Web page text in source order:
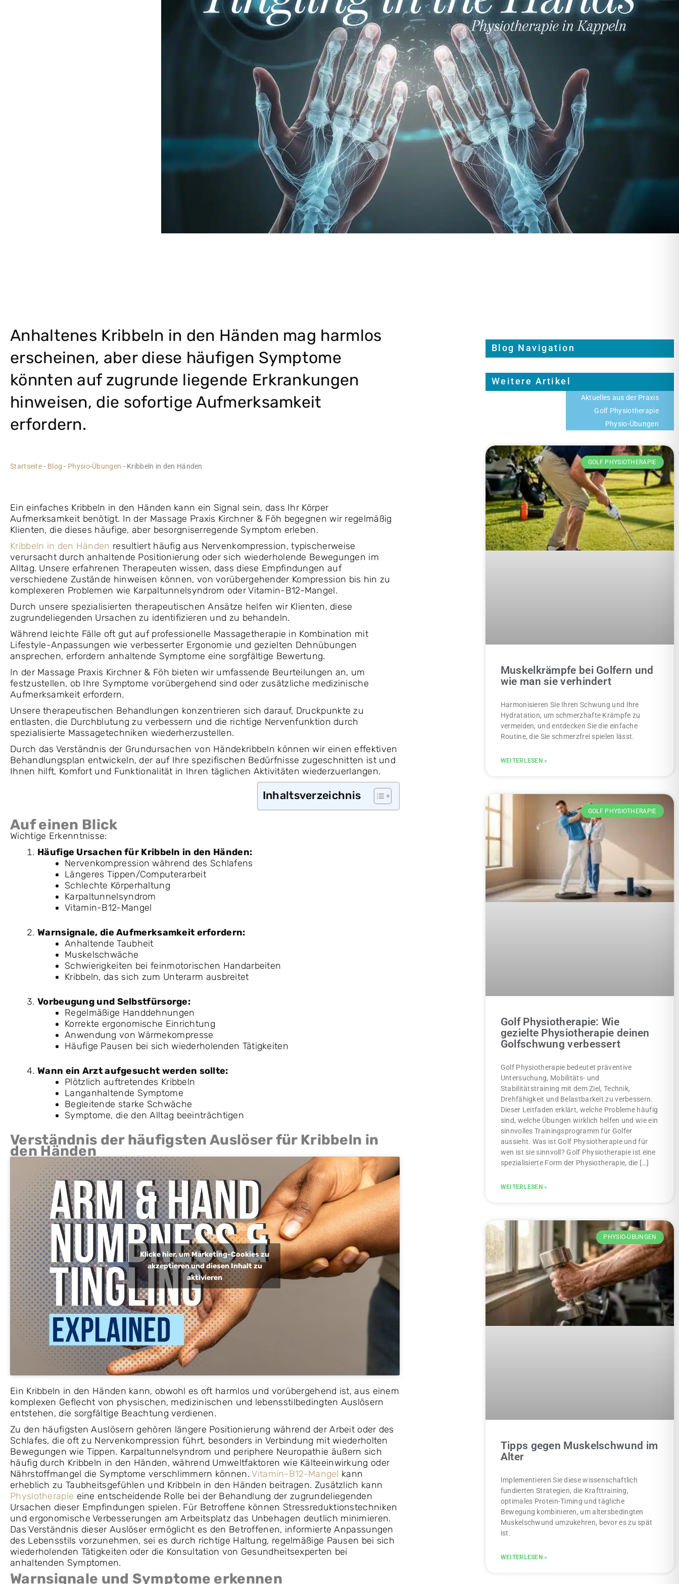
Anhaltenes Kribbeln in den Händen mag harmlos
erscheinen, aber diese häufigen Symptome
könnten auf zugrunde liegende Erkrankungen
hinweisen, die sofortige Aufmerksamkeit
erfordern.
Startseite- Blog - Physio-Übungen - Kribbeln in den Händen
Ein einfaches Kribbeln in den Händen kann ein Signal sein, dass Ihr Körper
Aufmerksamkeit benötigt. In der Massage Praxis Kirchner & Föh begegnen wir regelmäßig
Klienten, die dieses häufige, aber besorgniserregende Symptom erleben.
Kribbeln in den Händen resultiert häufig aus Nervenkompression, typischerweise
verursacht durch anhaltende Positionierung oder sich wiederholende Bewegungen im
Alltag. Unsere erfahrenen Therapeuten wissen, dass diese Empfindungen auf
verschiedene Zustände hinweisen können, von vorübergehender Kompression bis hin zu
komplexeren Problemen wie Karpaltunnelsyndrom oder Vitamin-B12-Mangel.
Durch unsere spezialisierten therapeutischen Ansätze helfen wir Klienten, diese
zugrundeliegenden Ursachen zu identifizieren und zu behandeln.
Während leichte Fälle oft gut auf professionelle Massagetherapie in Kombination mit
Lifestyle-Anpassungen wie verbesserter Ergonomie und gezielten Dehnübungen
ansprechen, erfordern anhaltende Symptome eine sorgfältige Bewertung.
In der Massage Praxis Kirchner & Föh bieten wir umfassende Beurteilungen an, um
festzustellen, ob Ihre Symptome vorübergehend sind oder zusätzliche medizinische
Aufmerksamkeit erfordern.
Unsere therapeutischen Behandlungen konzentrieren sich darauf, Druckpunkte zu
entlasten, die Durchblutung zu verbessern und die richtige Nervenfunktion durch
spezialisierte Massagetechniken wiederherzustellen.
Durch das Verständnis der Grundursachen von Händekribbeln können wir einen effektiven
Behandlungsplan entwickeln, der auf Ihre spezifischen Bedürfnisse zugeschnitten ist und
Ihnen hilft, Komfort und Funktionalität in Ihren täglichen Aktivitäten wiederzuerlangen.
Inhaltsverzeichnis
Auf einen Blick
Wichtige Erkenntnisse:
Häufige Ursachen für Kribbeln in den Händen:
Nervenkompression während des Schlafens
Längeres Tippen/Computerarbeit
Schlechte Körperhaltung
Karpaltunnelsyndrom
Vitamin-B12-Mangel
Warnsignale, die Aufmerksamkeit erfordern:
Anhaltende Taubheit
Muskelschwäche
Schwierigkeiten bei feinmotorischen Handarbeiten
Kribbeln, das sich zum Unterarm ausbreitet
Vorbeugung und Selbstfürsorge:
Regelmäßige Handdehnungen
Korrekte ergonomische Einrichtung
Anwendung von Wärmekompresse
Häufige Pausen bei sich wiederholenden Tätigkeiten
Wann ein Arzt aufgesucht werden sollte:
Plötzlich auftretendes Kribbeln
Langanhaltende Symptome
Begleitende starke Schwäche
Symptome, die den Alltag beeinträchtigen
Verständnis der häufigsten Auslöser für Kribbeln in
den Händen
Klicke hier, um Marketing-Cookies zu
akzeptieren und diesen Inhalt zu
aktivieren
Ein Kribbeln in den Händen kann, obwohl es oft harmlos und vorübergehend ist, aus einem
komplexen Geflecht von physischen, medizinischen und lebensstilbedingten Auslösern
entstehen, die sorgfältige Beachtung verdienen.
Zu den häufigsten Auslösern gehören längere Positionierung während der Arbeit oder des
Schlafes, die oft zu Nervenkompression führt, besonders in Verbindung mit wiederholten
Bewegungen wie Tippen. Karpaltunnelsyndrom und periphere Neuropathie äußern sich
häufig durch Kribbeln in den Händen, während Umweltfaktoren wie Kälteeinwirkung oder
Nährstoffmangel die Symptome verschlimmern können. Vitamin-B12-Mangel kann
erheblich zu Taubheitsgefühlen und Kribbeln in den Händen beitragen. Zusätzlich kann
Physiotherapie eine entscheidende Rolle bei der Behandlung der zugrundeliegenden
Ursachen dieser Empfindungen spielen. Für Betroffene können Stressreduktionstechniken
und ergonomische Verbesserungen am Arbeitsplatz das Unbehagen deutlich minimieren.
Das Verständnis dieser Auslöser ermöglicht es den Betroffenen, informierte Anpassungen
des Lebensstils vorzunehmen, sei es durch richtige Haltung, regelmäßige Pausen bei sich
wiederholenden Tätigkeiten oder die Konsultation von Gesundheitsexperten bei
anhaltenden Symptomen.
Warnsignale und Symptome erkennen
Blog Navigation
Weitere Artikel
Aktuelles aus der Praxis
Golf Physiotherapie
Physio-Übungen
GOLF PHYSIOTHERAPIE
Muskelkrämpfe bei Golfern und
wie man sie verhindert
Harmonisieren Sie Ihren Schwung und Ihre
Hydratation, um schmerzhafte Krämpfe zu
vermeiden, und entdecken Sie die einfache
Routine, die Sie schmerzfrei spielen lässt.
WEITERLESEN »
GOLF PHYSIOTHERAPIE
Golf Physiotherapie: Wie
gezielte Physiotherapie deinen
Golfschwung verbessert
Golf Physiotherapie bedeutet präventive
Untersuchung, Mobilitäts- und
Stabilitätstraining mit dem Ziel, Technik,
Drehfähigkeit und Belastbarkeit zu verbessern.
Dieser Leitfaden erklärt, welche Probleme häufig
sind, welche Übungen wirklich helfen und wie ein
sinnvolles Trainingsprogramm für Golfer
aussieht. Was ist Golf Physiotherapie und für
wen ist sie sinnvoll? Golf Physiotherapie ist eine
spezialisierte Form der Physiotherapie, die […]
WEITERLESEN »
PHYSIO-ÜBUNGEN
Tipps gegen Muskelschwund im
Alter
Implementieren Sie diese wissenschaftlich
fundierten Strategien, die Krafttraining,
optimales Protein-Timing und tägliche
Bewegung kombinieren, um altersbedingten
Muskelschwund umzukehren, bevor es zu spät
ist.
WEITERLESEN »